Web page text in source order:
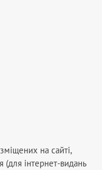
на сайті,
(для інтернет-видань